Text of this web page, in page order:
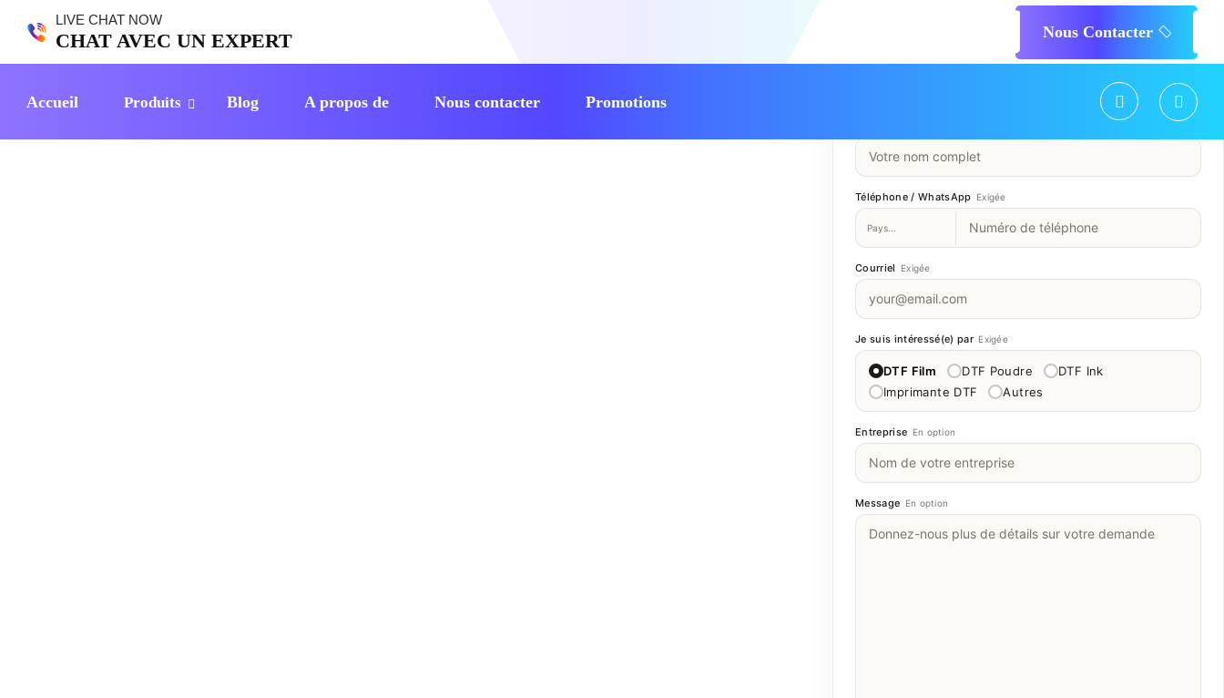
LIVE CHAT NOW
CHAT AVEC UN EXPERT Nous Contacter
Accueil Produits Blog A propos de Nous contacter Promotions
Envoyez votre demande
Téléphone / WhatsApp Exigée
Courriel Exigée
Je suis intéressé(e) par Exigée
DTF Film DTF Poudre
DTF Ink
Imprimante DTF
Autres
Entreprise En option
Message En option